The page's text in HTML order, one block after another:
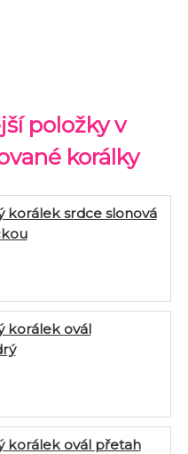
položky v
korálky
korálek srdce slonová
korálek ovál
korálek ovál přetah